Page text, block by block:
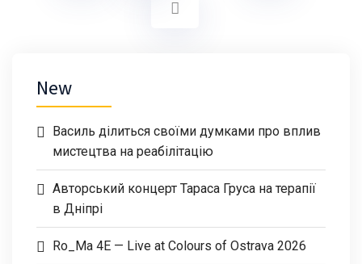
New
Василь ділиться своїми думками про вплив
мистецтва на реабілітацію
Авторський концерт Тараса Груса на терапії
в Дніпрі
Ro_Ma 4E — Live at Colours of Ostrava 2026